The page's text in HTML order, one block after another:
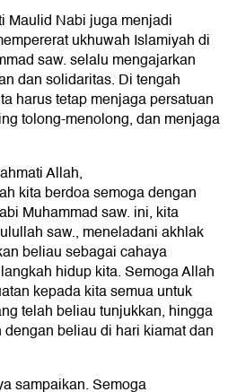
Maulid Nabi juga menjadi
ukhuwah Islamiyah di
saw. selalu mengajarkan
dan solidaritas. Di tengah
harus tetap menjaga persatuan
tolong-menolong, dan menjaga
Allah,
kita berdoa semoga dengan
Muhammad saw. ini, kita
saw., meneladani akhlak
beliau sebagai cahaya
hidup kita. Semoga Allah
kepada kita semua untuk
telah beliau tunjukkan, hingga
beliau di hari kiamat dan
sampaikan. Semoga